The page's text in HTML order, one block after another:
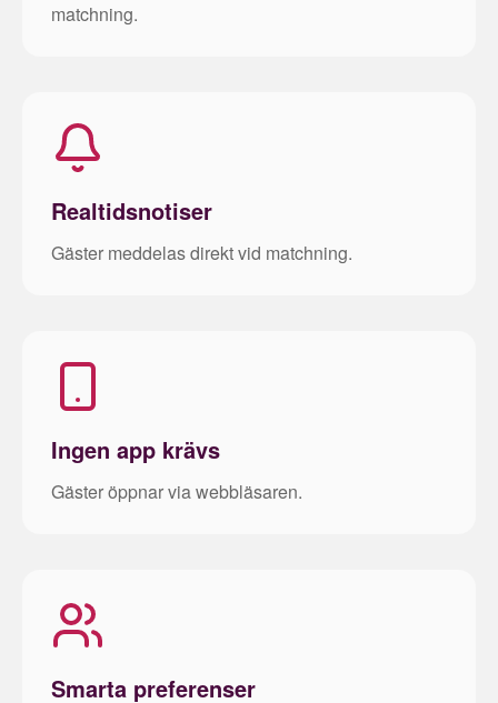
matchning.
Realtidsnotiser
Gäster meddelas direkt vid matchning.
Ingen app krävs
Gäster öppnar via webbläsaren.
Smarta preferenser